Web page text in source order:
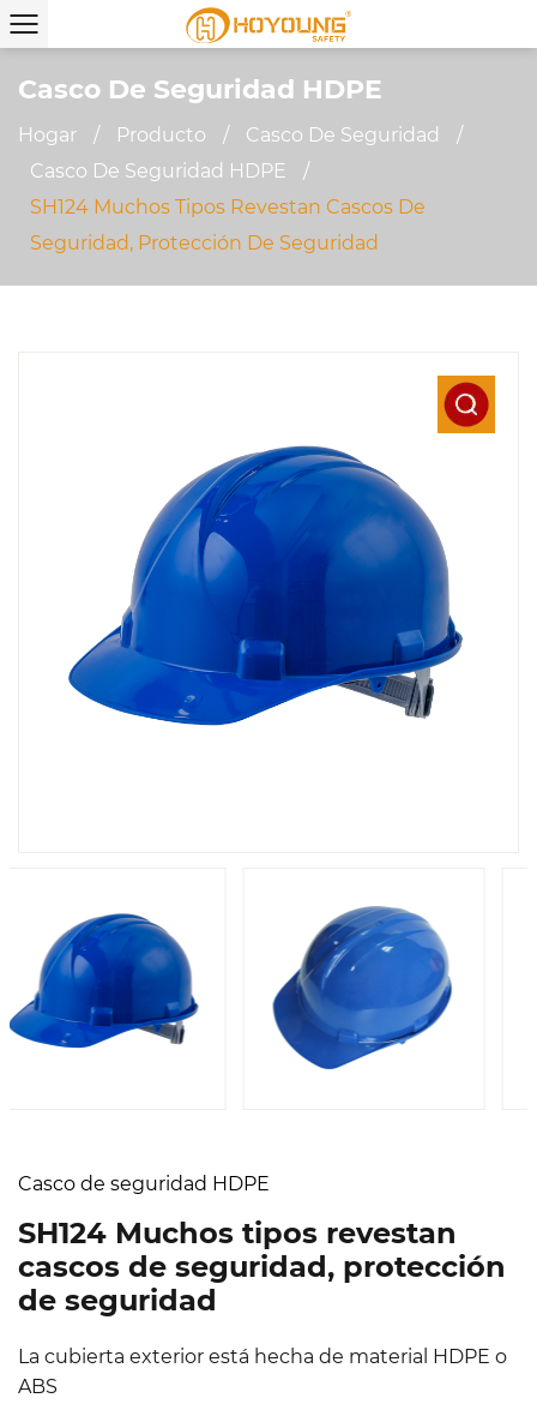
Casco De Seguridad HDPE
Hogar / Producto / Casco De Seguridad
/
Casco De Seguridad HDPE
/
SH124 Muchos Tipos Revestan Cascos De
Seguridad, Protección De Seguridad
Casco de seguridad HDPE
SH124 Muchos tipos revestan
cascos de seguridad, protección
de seguridad
La cubierta exterior está hecha de material HDPE o
ABS